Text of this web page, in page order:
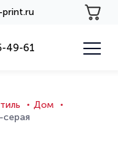
print.ru
49-61
Дом